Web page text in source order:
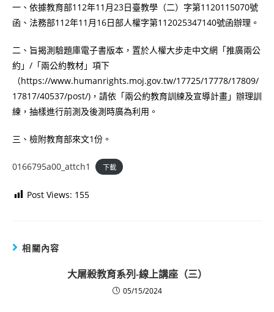
一、依據教育部112年11月23日臺教學（二）字第1120115070號
函、法務部112年11月16日部人權字第112025347140號函辦理。
二、旨揭測驗題庫電子書版本，置於人權大步走中文網「推廣兩公
約」/「兩公約教材」項下
（https://www.humanrights.moj.gov.tw/17725/17778/17809/
17817/40537/post/)，請依「兩公約教育訓練及宣導計畫」辦理訓
練，抽樣進行前測及後測時廣為利用。
三、檢附教育部來文1份。
0166795a00_attch1 下載
Post Views: 155
相關內容
大屠殺教育系列-線上講座（三）
05/15/2024